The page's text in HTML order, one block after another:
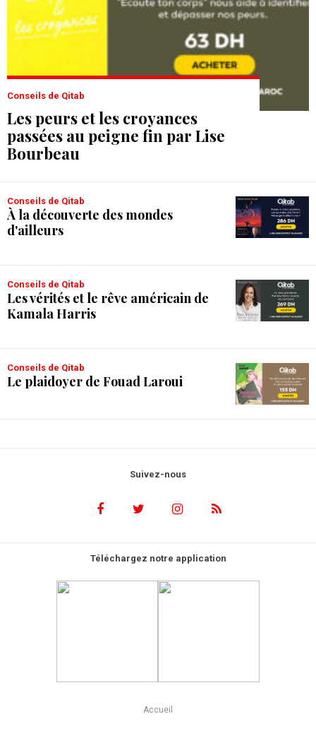
Conseils de Qitab
Les peurs et les croyances
passées au peigne fin par Lise
Bourbeau
Conseils de Qitab
À la découverte des mondes
d'ailleurs
Conseils de Qitab
Les vérités et le rêve américain de
Kamala Harris
Conseils de Qitab
Le plaidoyer de Fouad Laroui
Suivez-nous
Téléchargez notre application
Accueil